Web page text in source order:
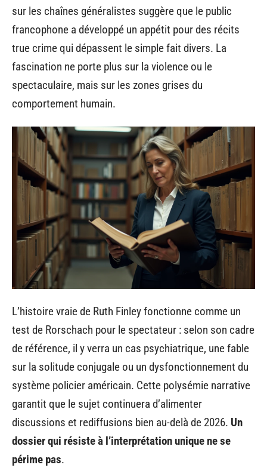
sur les chaînes généralistes suggère que le public
francophone a développé un appétit pour des récits
true crime qui dépassent le simple fait divers. La
fascination ne porte plus sur la violence ou le
spectaculaire, mais sur les zones grises du
comportement humain.
L’histoire vraie de Ruth Finley fonctionne comme un
test de Rorschach pour le spectateur : selon son cadre
de référence, il y verra un cas psychiatrique, une fable
sur la solitude conjugale ou un dysfonctionnement du
système policier américain. Cette polysémie narrative
garantit que le sujet continuera d’alimenter
discussions et rediffusions bien au-delà de 2026. Un
dossier qui résiste à l’interprétation unique ne se
périme pas.